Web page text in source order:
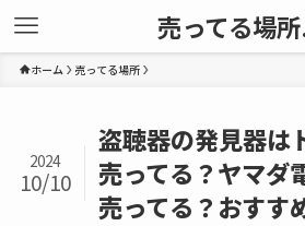
売ってる場
ホーム 売ってる場所
盗聴器の発見器は
売ってる？ヤマダ
売ってる？おすす
2024
10/10